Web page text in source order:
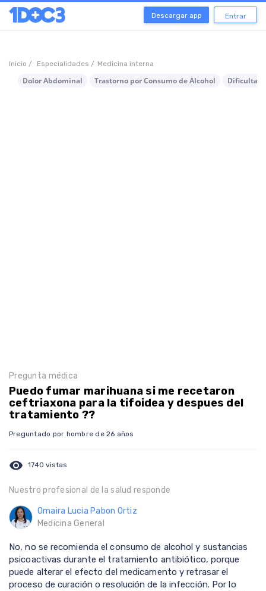
Descargar app Entrar
Inicio / Especialidades / Medicina interna
Dolor Abdominal Trastorno por Consumo de Alcohol Dificultad
Pregunta médica
Puedo fumar marihuana si me recetaron
ceftriaxona para la tifoidea y despues del
tratamiento ??
Preguntado por hombre de 26 años
visibility 1740 vistas
Nuestro profesional de la salud responde
Omaira Lucia Pabon Ortiz
Medicina General
No, no se recomienda el consumo de alcohol y sustancias
psicoactivas durante el tratamiento antibiótico, porque
puede alterar el efecto del medicamento y retrasar el
proceso de curación o resolución de la infección. Por lo